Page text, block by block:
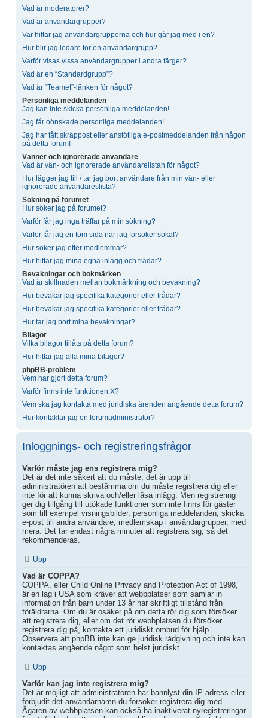
Vad är moderatorer?
Vad är användargrupper?
Var hittar jag användargrupperna och hur går jag med i en?
Hur blir jag ledare för en användargrupp?
Varför visas vissa användargrupper i andra färger?
Vad är en “Standardgrupp”?
Vad är “Teamet”-länken för något?
Personliga meddelanden
Jag kan inte skicka personliga meddelanden!
Jag får oönskade personliga meddelanden!
Jag har fått skräppost eller anstötliga e-postmeddelanden från någon
på detta forum!
Vänner och ignorerade användare
Vad är vän- och ignorerade användarelistan för något?
Hur lägger jag till / tar jag bort användare från min vän- eller
ignorerade användareslista?
Sökning på forumet
Hur söker jag på forumet?
Varför får jag inga träffar på min sökning?
Varför får jag en tom sida när jag försöker söka!?
Hur söker jag efter medlemmar?
Hur hittar jag mina egna inlägg och trådar?
Bevakningar och bokmärken
Vad är skillnaden mellan bokmärkning och bevakning?
Hur bevakar jag specifika kategorier eller trådar?
Hur bevakar jag specifika kategorier eller trådar?
Hur tar jag bort mina bevakningar?
Bilagor
Vilka bilagor tillåts på detta forum?
Hur hittar jag alla mina bilagor?
phpBB-problem
Vem har gjort detta forum?
Varför finns inte funktionen X?
Vem ska jag kontakta med juridiska ärenden angående detta forum?
Hur kontaktar jag en forumadministratör?
Inloggnings- och registreringsfrågor
Varför måste jag ens registrera mig?
Det är det inte säkert att du måste, det är upp till
administratören att bestämma om du måste registrera dig eller
inte för att kunna skriva och/eller läsa inlägg. Men registrering
ger dig tillgång till utökade funktioner som inte finns för gäster
som till exempel visningsbilder, personliga meddelanden, skicka
e-post till andra användare, medlemskap i användargrupper, med
mera. Det tar endast några minuter att registrera sig, så det
rekommenderas.
Upp
Vad är COPPA?
COPPA, eller Child Online Privacy and Protection Act of 1998,
är en lag i USA som kräver att webbplatser som samlar in
information från barn under 13 år har skriftligt tillstånd från
föräldrarna. Om du är osäker på om detta rör dig som försöker
att registrera dig, eller om det rör webbplatsen du försöker
registrera dig på, kontakta ett juridiskt ombud för hjälp.
Observera att phpBB inte kan ge juridisk rådgivning och inte kan
kontaktas angående något som helst juridiskt.
Upp
Varför kan jag inte registrera mig?
Det är möjligt att administratören har bannlyst din IP-adress eller
förbjudit det användarnamn du försöker registrera dig med.
Ägaren av webbplatsen kan också ha inaktiverat nyregistreringar